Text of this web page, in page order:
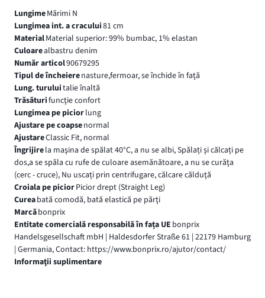
LungimeMărimi N
Lungimea int. a cracului81 cm
MaterialMaterial superior: 99% bumbac, 1% elastan
Culoarealbastru denim
Număr articol90679295
Tipul de încheierenasture,fermoar, se închide în faţă
Lung. turuluitalie înaltă
Trăsăturifuncţie confort
Lungimea pe piciorlung
Ajustare pe coapsenormal
AjustareClassic Fit, normal
Îngrijirela maşina de spălat 40°C, a nu se albi, Spălați și călcați pe
dos,a se spăla cu rufe de culoare asemănătoare, a nu se curăţa
(cerc - cruce), Nu uscați prin centrifugare, călcare călduţă
Croiala pe piciorPicior drept (Straight Leg)
Cureabată comodă, bată elastică pe părţi
Marcăbonprix
Entitate comercială responsabilă în fața UE bonprix
Handelsgesellschaft mbH | Haldesdorfer Straße 61 | 22179 Hamburg
| Germania, Contact: https://www.bonprix.ro/ajutor/contact/
Informaţii suplimentare